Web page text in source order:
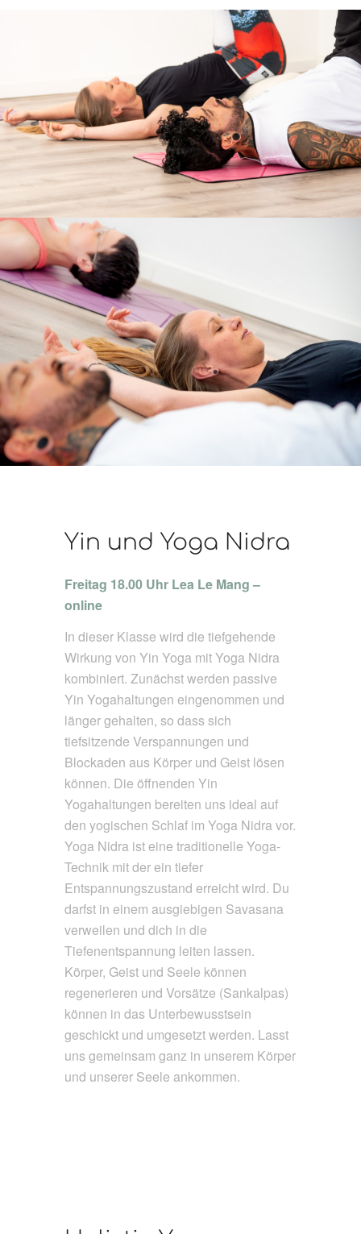
Yin und Yoga Nidra
Freitag 18.00 Uhr Lea Le Mang –
online
In dieser Klasse wird die tiefgehende
Wirkung von Yin Yoga mit Yoga Nidra
kombiniert. Zunächst werden passive
Yin Yogahaltungen eingenommen und
länger gehalten, so dass sich
tiefsitzende Verspannungen und
Blockaden aus Körper und Geist lösen
können. Die öffnenden Yin
Yogahaltungen bereiten uns ideal auf
den yogischen Schlaf im Yoga Nidra vor.
Yoga Nidra ist eine traditionelle Yoga-
Technik mit der ein tiefer
Entspannungszustand erreicht wird. Du
darfst in einem ausgiebigen Savasana
verweilen und dich in die
Tiefenentspannung leiten lassen.
Körper, Geist und Seele können
regenerieren und Vorsätze (Sankalpas)
können in das Unterbewusstsein
geschickt und umgesetzt werden. Lasst
uns gemeinsam ganz in unserem Körper
und unserer Seele ankommen.